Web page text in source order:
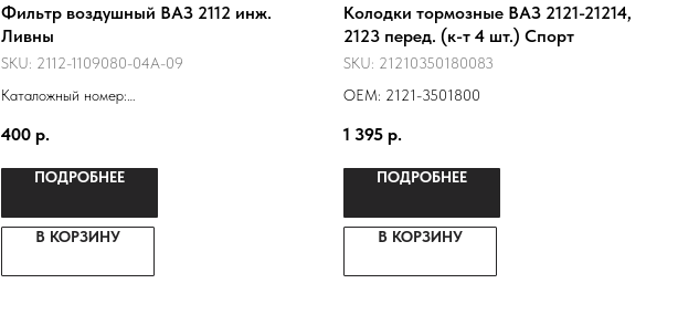
Фильтр воздушный ВАЗ 2112 инж.
Ливны
SKU: 2112-1109080-04А-09
Каталожный номер:
2112-1109080
400 р.
ПОДРОБНЕЕ
В КОРЗИНУ
Колодки тормозные ВАЗ 2121-21214,
2123 перед. (к-т 4 шт.) Спорт
SKU: 21210350180083
ОЕМ: 2121-3501800
1 395 р.
ПОДРОБНЕЕ
В КОРЗИНУ